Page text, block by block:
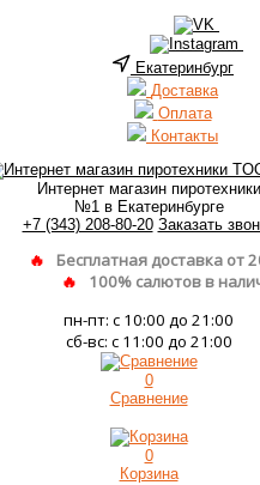
Екатеринбург
Доставка
Оплата
Контакты
Интернет магазин пиротехники
№1 в Екатеринбурге
+7 (343) 208-80-20 Заказать
Бесплатная доставка от
100% салютов в
пн-пт: с 10:00 до 21:00
сб-вс: с 11:00 до 21:00
0
Сравнение
0
Корзина